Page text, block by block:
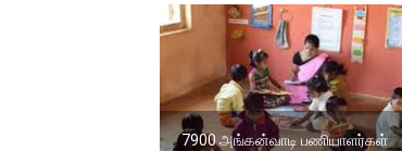
7900 அங்கன்வாடி பணியாளர்கள்